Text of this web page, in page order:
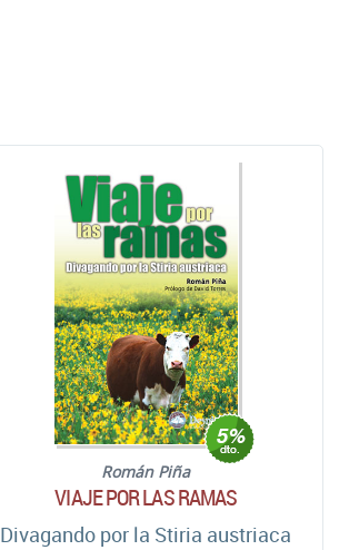
Román Piña
VIAJE POR LAS RAMAS
Divagando por la Stiria austriaca